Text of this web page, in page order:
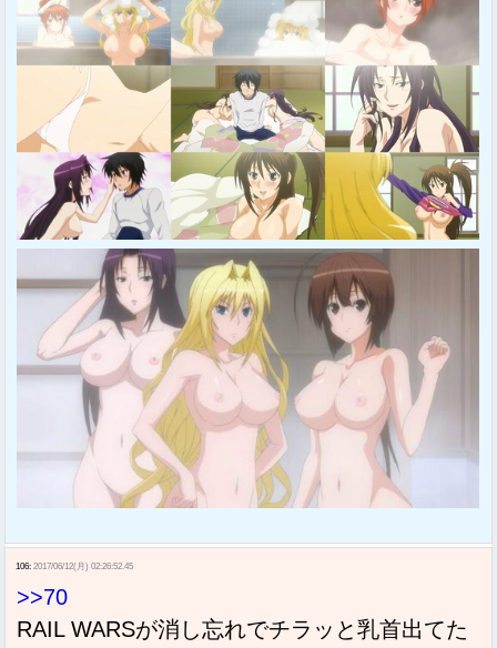
106: 2017/06/12(月) 02:26:52.45
>>70
RAIL WARSが消し忘れでチラッと乳首出てた